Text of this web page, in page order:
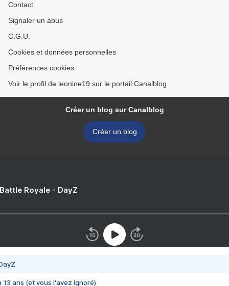
Contact
Signaler un abus
C.G.U.
Cookies et données personnelles
Préférences cookies
Voir le profil de leonine19 sur le portail Canalblog
Créer un blog sur Canalblog
Créer un blog
Royale - DayZ
13 ans (et vous l'avez ignoré)